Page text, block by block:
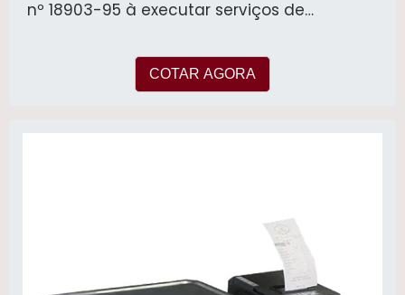
nº 18903-95 à executar serviços de
calibração com emissão de certificado de
conformidade de balanças de todos os
COTAR AGORA